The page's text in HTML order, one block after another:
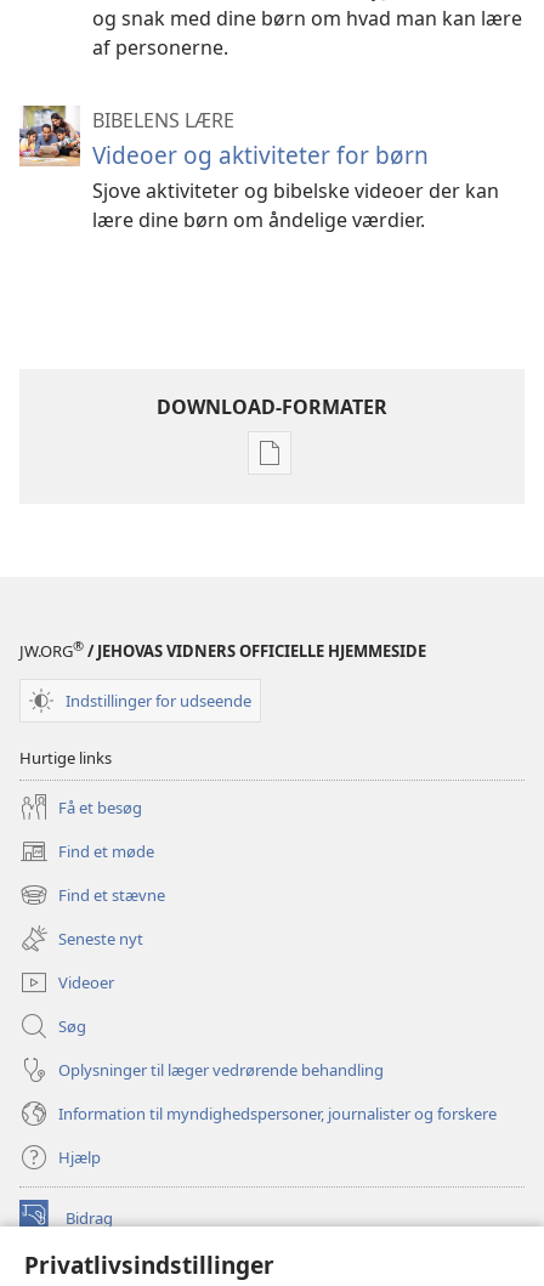
Privatlivsindstillinger
og snak med dine børn om hvad man kan lære
af personerne.
BIBELENS LÆRE
Videoer og aktiviteter for børn
Sjove aktiviteter og bibelske videoer der kan
lære dine børn om åndelige værdier.
DOWNLOAD-FORMATER
Indstillinger
Jehovas
JW.ORG® / JEHOVAS VIDNERS OFFICIELLE HJEMMESIDE
Indstillinger for udseende
Hurtige links
Få et besøg
Find et møde
(åbner
nyt
vindue)
Find et stævne
(åbner
nyt
vindue)
Seneste nyt
Videoer
Søg
Oplysninger til læger vedrørende behandling
Information til myndighedspersoner, journalister og forskere
Hjælp
Bidrag
(åbner
vindue)